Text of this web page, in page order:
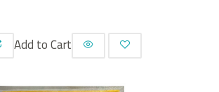
Add to Cart